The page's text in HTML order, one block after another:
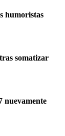
humoristas
somatizar
nuevamente